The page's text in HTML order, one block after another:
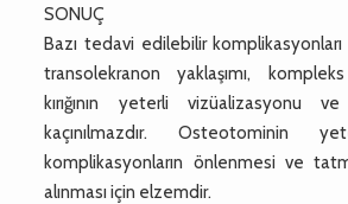
SONUÇ
Bazı tedavi edilebilir komplikasyonları
transolekranon yaklaşımı,
kırığının yeterli vizüalizasyonu
kaçınılmazdır. Osteotominin
komplikasyonların önlenmesi ve
alınması için elzemdir.